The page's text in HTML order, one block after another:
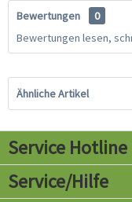
Bewertungen
0
Bewertungen lesen,
Ähnliche Artikel
Service Hotline
Service/Hilfe